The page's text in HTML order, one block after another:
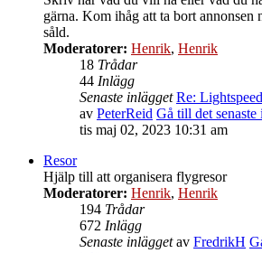
gärna. Kom ihåg att ta bort annonsen
såld.
Moderatorer: Henrik, Henrik
18 Trådar
44 Inlägg
Senaste inlägget Re:
av PeterReid Gå till det senaste
tis maj 02, 2023 10:31 am
Resor
Hjälp till att organisera flygresor
Moderatorer: Henrik, Henrik
194 Trådar
672 Inlägg
Senaste inläggetav FredrikH